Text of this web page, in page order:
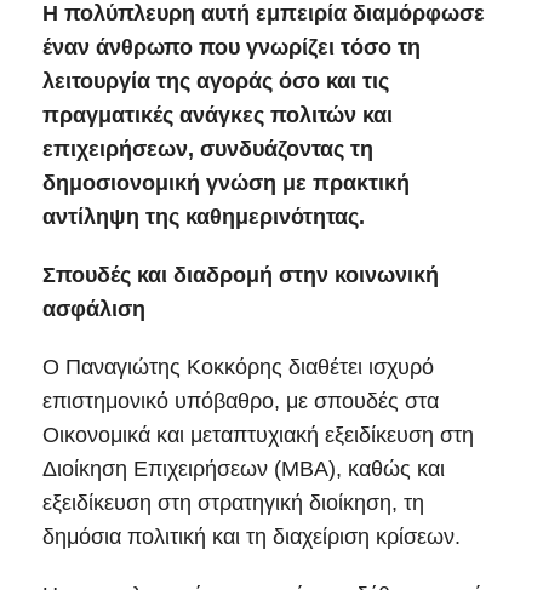
Η πολύπλευρη αυτή εμπειρία διαμόρφωσε
έναν άνθρωπο που γνωρίζει τόσο τη
λειτουργία της αγοράς όσο και τις
πραγματικές ανάγκες πολιτών και
επιχειρήσεων, συνδυάζοντας τη
δημοσιονομική γνώση με πρακτική
αντίληψη της καθημερινότητας.
Σπουδές και διαδρομή στην κοινωνική
ασφάλιση
Ο Παναγιώτης Κοκκόρης διαθέτει ισχυρό
επιστημονικό υπόβαθρο, με σπουδές στα
Οικονομικά και μεταπτυχιακή εξειδίκευση στη
Διοίκηση Επιχειρήσεων (MBA), καθώς και
εξειδίκευση στη στρατηγική διοίκηση, τη
δημόσια πολιτική και τη διαχείριση κρίσεων.